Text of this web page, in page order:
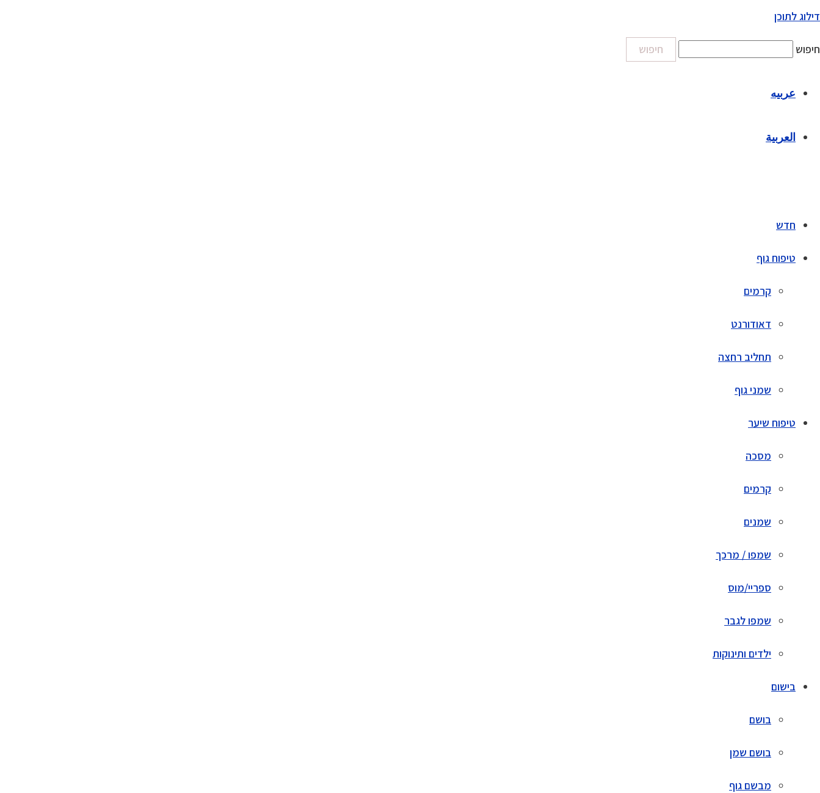
דילוג לתוכן
חיפוש חיפוש
عربيه
العربية
חדש
טיפוח גוף
קרמים
דאודורנט
תחליב רחצה
שמני גוף
טיפוח שיער
מסכה
קרמים
שמנים
שמפו / מרכך
ספריי/מוס
שמפו לגבר
ילדים ותינוקות
בישום
בושם
בושם שמן
מבשם גוף